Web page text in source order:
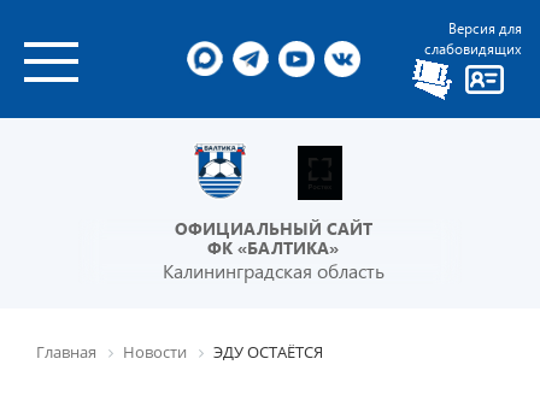
Версия для
слабовидящих
ОФИЦИАЛЬНЫЙ САЙТ
ФК «БАЛТИКА»
Калининградская область
Главная Новости ЭДУ ОСТАЁТСЯ